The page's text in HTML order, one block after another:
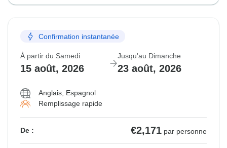
Confirmation instantanée
À partir du Samedi
15 août, 2026
Jusqu'au Dimanche
23 août, 2026
Anglais, Espagnol
Remplissage rapide
De : €2,171 par personne